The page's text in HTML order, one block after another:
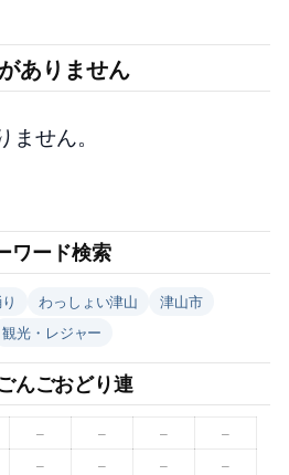
ありません
せん。
ワード検索
わっしょい津山
津山市
観光・レジャー
んごおどり連
– – –
–
– – – –